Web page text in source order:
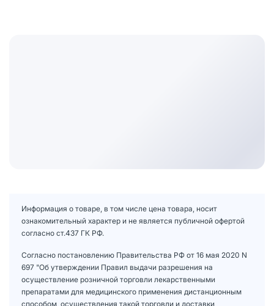
Информация о товаре, в том числе цена товара, носит
ознакомительный характер и не является публичной офертой
согласно ст.437 ГК РФ.
Согласно постановлению Правительства РФ от 16 мая 2020 N
697 "Об утверждении Правил выдачи разрешения на
осуществление розничной торговли лекарственными
препаратами для медицинского применения дистанционным
способом, осуществления такой торговли и доставки